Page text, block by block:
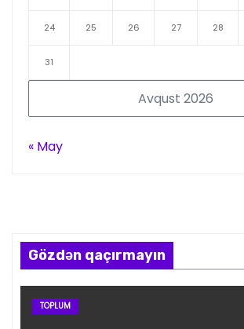
Avqust 2026
24 25 26 27 28
31
« May
Gözdən qaçırmayın
TOPLUM